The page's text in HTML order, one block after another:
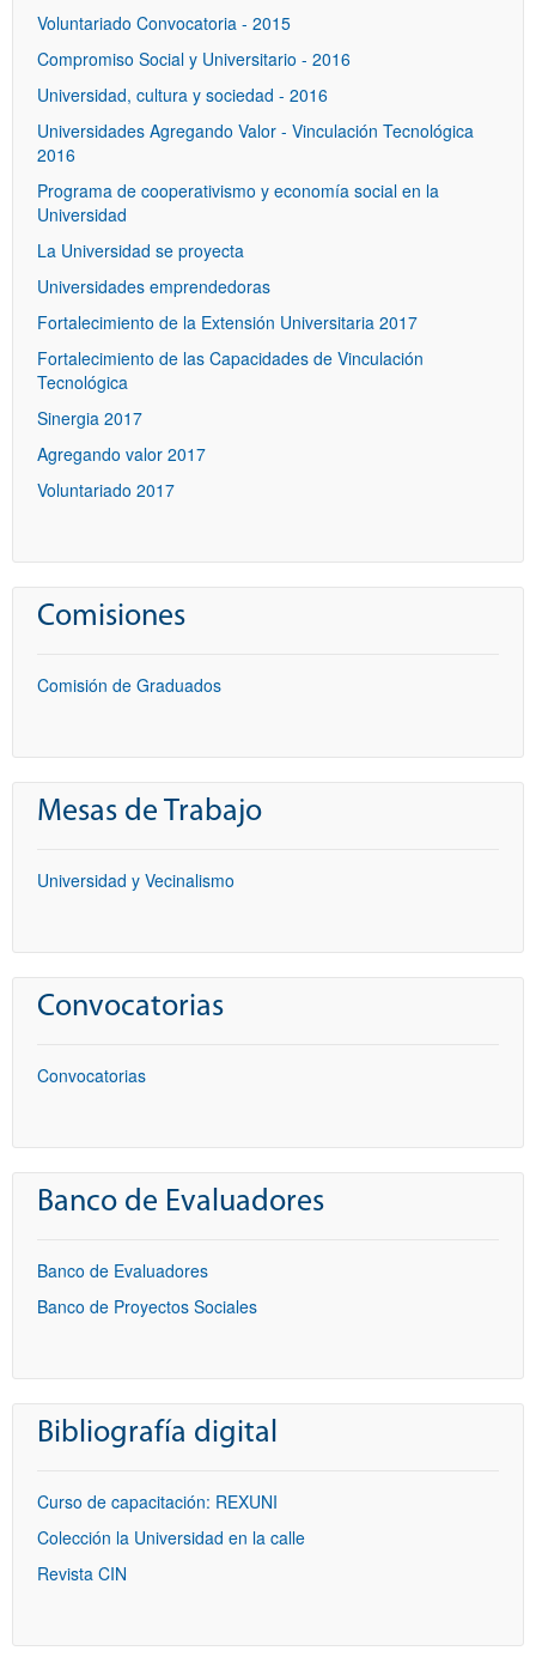
Voluntariado Convocatoria - 2015
Compromiso Social y Universitario - 2016
Universidad, cultura y sociedad - 2016
Universidades Agregando Valor - Vinculación Tecnológica
2016
Programa de cooperativismo y economía social en la
Universidad
La Universidad se proyecta
Universidades emprendedoras
Fortalecimiento de la Extensión Universitaria 2017
Fortalecimiento de las Capacidades de Vinculación
Tecnológica
Sinergia 2017
Agregando valor 2017
Voluntariado 2017
Comisiones
Comisión de Graduados
Mesas de Trabajo
Universidad y Vecinalismo
Convocatorias
Convocatorias
Banco de Evaluadores
Banco de Evaluadores
Banco de Proyectos Sociales
Bibliografía digital
Curso de capacitación: REXUNI
Colección la Universidad en la calle
Revista CIN